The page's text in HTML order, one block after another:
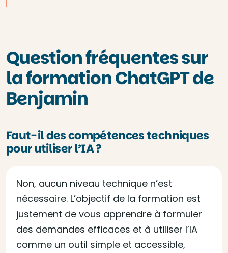
Question fréquentes sur
la formation ChatGPT de
Benjamin
Faut-il des compétences techniques
pour utiliser l’IA ?
Non, aucun niveau technique n’est
nécessaire. L’objectif de la formation est
justement de vous apprendre à formuler
des demandes efficaces et à utiliser l’IA
comme un outil simple et accessible,